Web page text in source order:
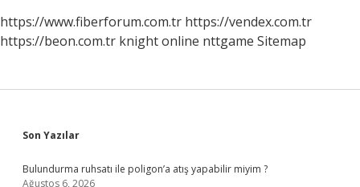
https://www.fiberforum.com.tr https://vendex.com.tr
https://beon.com.tr knight online nttgame Sitemap
Sidebar
Son Yazılar
Bulundurma ruhsatı ile poligon’a atış yapabilir miyim ?
Ağustos 6, 2026